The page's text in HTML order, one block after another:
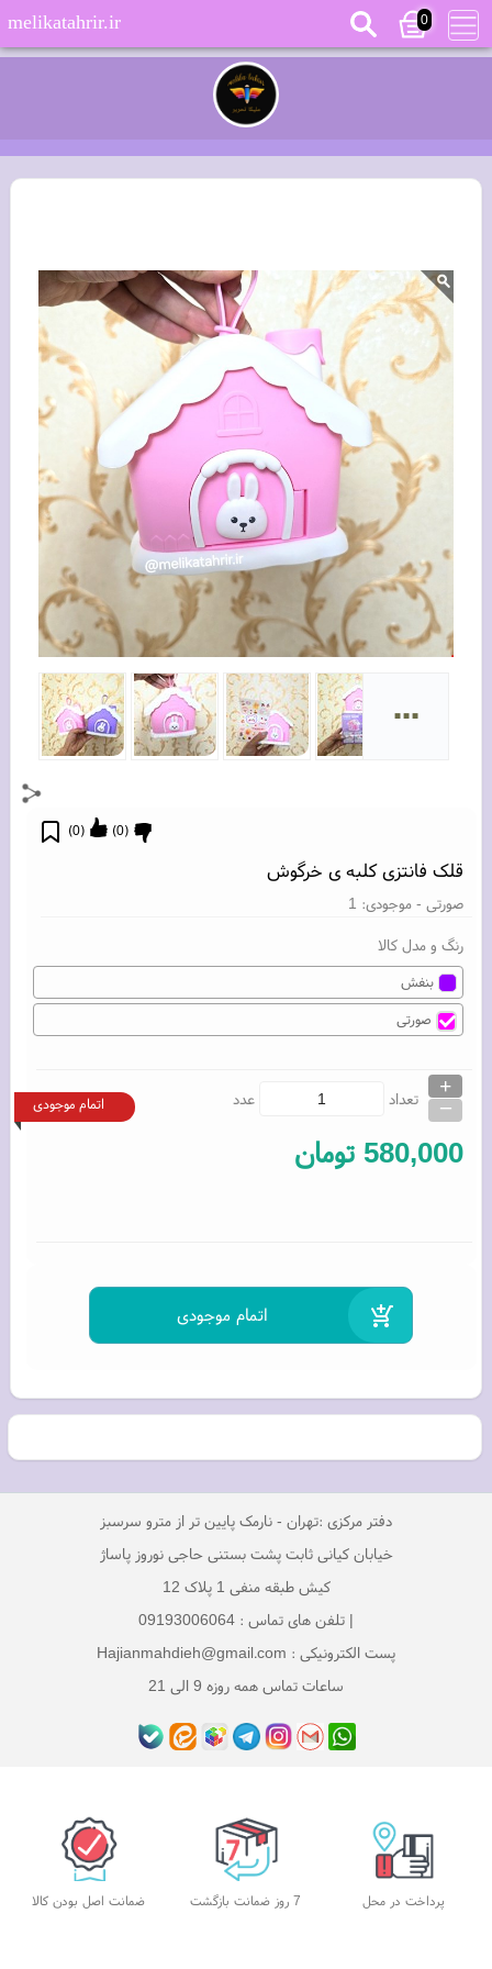
0
melikatahrir.ir
...
قلک فانتزی کلبه ی خرگوش
(
0
) (
0
)
صورتی - موجودی: 1
رنگ و مدل کالا
بنفش
صورتی
تعداد
+
_ عدد اتمام موجودی
580,000 تومان
دفتر مرکزی :تهران - نارمک پایین تر از مترو سرسبز
خیابان کیانی ثابت پشت بستنی حاجی نوروز پاساژ
کیش طبقه منفی 1 پلاک 12
| تلفن های تماس : 09193006064
پست الکترونیکی : Hajianmahdieh@gmail.com
ساعات تماس همه روزه 9 الی 21